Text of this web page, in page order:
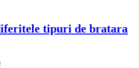
tipuri de bratara